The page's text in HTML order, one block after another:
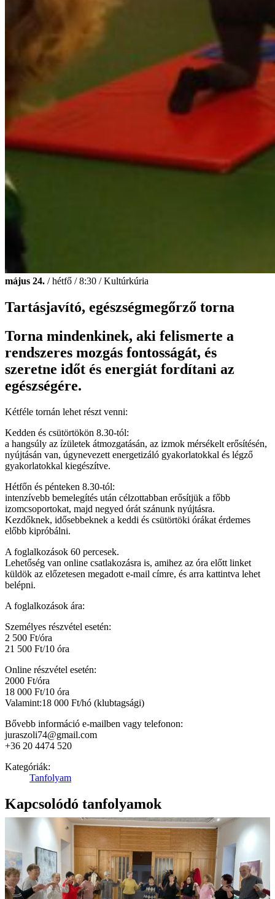
május 24. / hétfő / 8:30 / Kultúrkúria
Tartásjavító, egészségmegőrző torna
Torna mindenkinek, aki felismerte a
rendszeres mozgás fontosságát, és
szeretne időt és energiát fordítani az
egészségére.
Kétféle tornán lehet részt venni:
Kedden és csütörtökön 8.30-tól:
a hangsúly az ízületek átmozgatásán, az izmok mérsékelt erősítésén,
nyújtásán van, úgynevezett energetizáló gyakorlatokkal és légző
gyakorlatokkal kiegészítve.
Hétfőn és pénteken 8.30-tól:
intenzívebb bemelegítés után célzottabban erősítjük a főbb
izomcsoportokat, majd negyed órát szánunk nyújtásra.
Kezdőknek, idősebbeknek a keddi és csütörtöki órákat érdemes
előbb kipróbálni.
A foglalkozások 60 percesek.
Lehetőség van online csatlakozásra is, amihez az óra előtt linket
küldök az előzetesen megadott e-mail címre, és arra kattintva lehet
belépni.
A foglalkozások ára:
Személyes részvétel esetén:
2 500 Ft/óra
21 500 Ft/10 óra
Online részvétel esetén:
2000 Ft/óra
18 000 Ft/10 óra
Valamint:18 000 Ft/hó (klubtagsági)
Bővebb információ e-mailben vagy telefonon:
juraszoli74@gmail.com
+36 20 4474 520
Kategóriák:
Tanfolyam
Kapcsolódó tanfolyamok